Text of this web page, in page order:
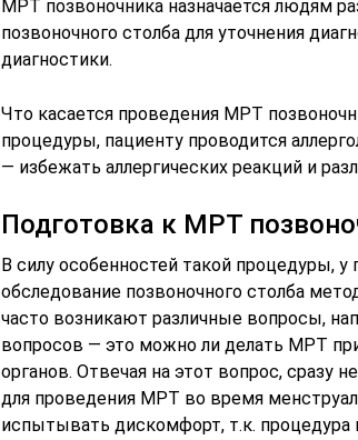
МРТ позвоночника назначается людям
позвоночного столба для уточнения
диагностики.
Что касается проведения МРТ
процедуры, пациенту проводится
— избежать аллергических реакций и
Подготовка к МРТ
В силу особенностей такой процедуры,
обследование позвоночного столба
часто возникают различные вопросы,
вопросов — это можно ли делать МРТ
органов. Отвечая на этот вопрос, сразу
для проведения МРТ во время
испытывать дискомфорт, т.к.